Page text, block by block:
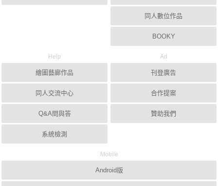
同人數位作品
BOOKY
Help
繪圖藝廊作品
同人交流中心
Q&A問與答
系統檢測
Ad
刊登廣告
合作提案
贊助我們
Mobile
Android版